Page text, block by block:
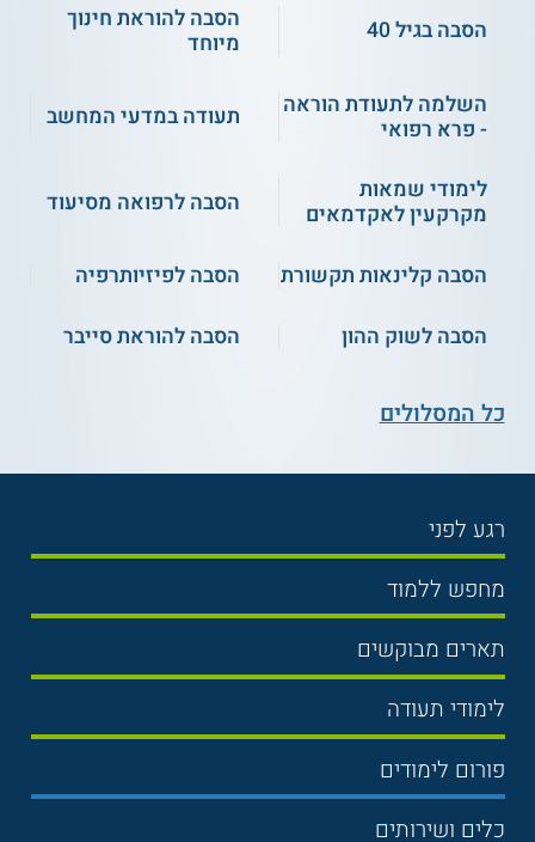
הסבה בגיל 40
הסבה להוראת חינוך
מיוחד
השלמה לתעודת הוראה
- פרא רפואי
תעודה במדעי המחשב
לימודי שמאות
מקרקעין לאקדמאים
הסבה לרפואה מסיעוד
הסבה קלינאות תקשורת
הסבה לפיזיותרפיה
הסבה לשוק ההון
הסבה להוראת סייבר
כל המסלולים
רגע לפני
בחירת לימודים
תנאי קבלה
שכר לימוד
אוניברסיטה
מכללות
ימים פתוחים
מלגות
מחפש ללמוד
תואר ראשון
תואר שני
הכנה לבגרות
מכינות
הנדסאים
תארים מבוקשים
משפטים
מנהל עסקים
כלכלה
מדעי ההתנהגות
לימודי תעודה
נדל"ן
שוק ההון
פורום לימודים
פורום מנהל עסקים
כלים ושירותים